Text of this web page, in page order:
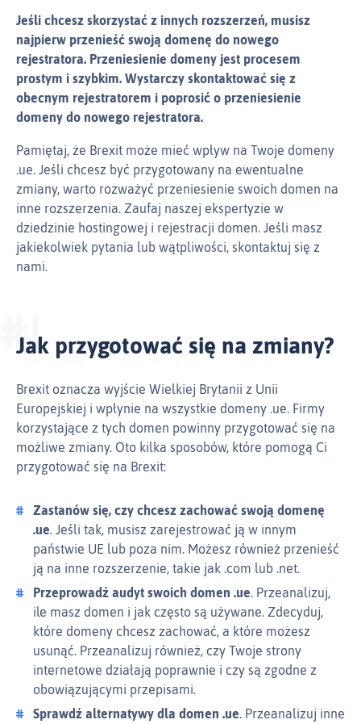
Jeśli chcesz skorzystać z innych rozszerzeń, musisz
najpierw przenieść swoją domenę do nowego
rejestratora. Przeniesienie domeny jest procesem
prostym i szybkim. Wystarczy skontaktować się z
obecnym rejestratorem i poprosić o przeniesienie
domeny do nowego rejestratora.
Pamiętaj, że Brexit może mieć wpływ na Twoje domeny
.ue. Jeśli chcesz być przygotowany na ewentualne
zmiany, warto rozważyć przeniesienie swoich domen na
inne rozszerzenia. Zaufaj naszej ekspertyzie w
dziedzinie hostingowej i rejestracji domen. Jeśli masz
jakiekolwiek pytania lub wątpliwości, skontaktuj się z
nami.
Jak przygotować się na zmiany?
Brexit oznacza wyjście Wielkiej Brytanii z Unii
Europejskiej i wpłynie na wszystkie domeny .ue. Firmy
korzystające z tych domen powinny przygotować się na
możliwe zmiany. Oto kilka sposobów, które pomogą Ci
przygotować się na Brexit:
Zastanów się, czy chcesz zachować swoją domenę
.ue. Jeśli tak, musisz zarejestrować ją w innym
państwie UE lub poza nim. Możesz również przenieść
ją na inne rozszerzenie, takie jak .com lub .net.
Przeprowadź audyt swoich domen .ue. Przeanalizuj,
ile masz domen i jak często są używane. Zdecyduj,
które domeny chcesz zachować, a które możesz
usunąć. Przeanalizuj również, czy Twoje strony
internetowe działają poprawnie i czy są zgodne z
obowiązującymi przepisami.
Sprawdź alternatywy dla domen .ue. Przeanalizuj inne